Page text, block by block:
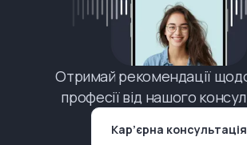
Отримай рекомендації
професії від нашого
Кар’єрна консультація